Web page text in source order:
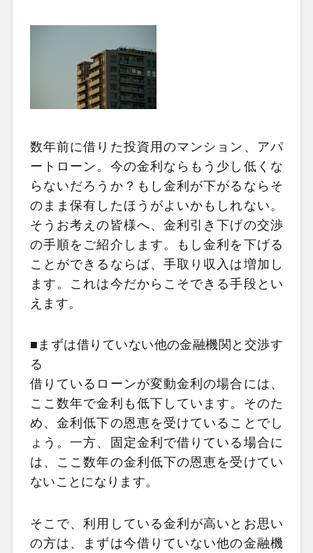
数年前に借りた投資用のマンション、アパ
ートローン。今の金利ならもう少し低くな
らないだろうか？もし金利が下がるならそ
のまま保有したほうがよいかもしれない。
そうお考えの皆様へ、金利引き下げの交渉
の手順をご紹介します。もし金利を下げる
ことができるならば、手取り収入は増加し
ます。これは今だからこそできる手段とい
えます。
■まずは借りていない他の金融機関と交渉す
る
借りているローンが変動金利の場合には、
ここ数年で金利も低下しています。そのた
め、金利低下の恩恵を受けていることでし
ょう。一方、固定金利で借りている場合に
は、ここ数年の金利低下の恩恵を受けてい
ないことになります。
そこで、利用している金利が高いとお思い
の方は、まずは今借りていない他の金融機